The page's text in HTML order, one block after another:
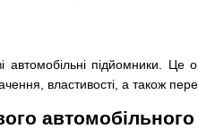
автомобільні
властивості, а також